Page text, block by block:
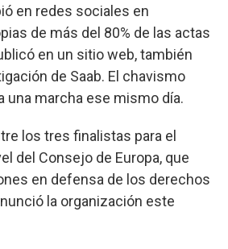
en redes sociales en
de más del 80% de las actas
en un sitio web, también
de Saab. El chavismo
una marcha ese mismo día.
los tres finalistas para el
del Consejo de Europa, que
en defensa de los derechos
la organización este